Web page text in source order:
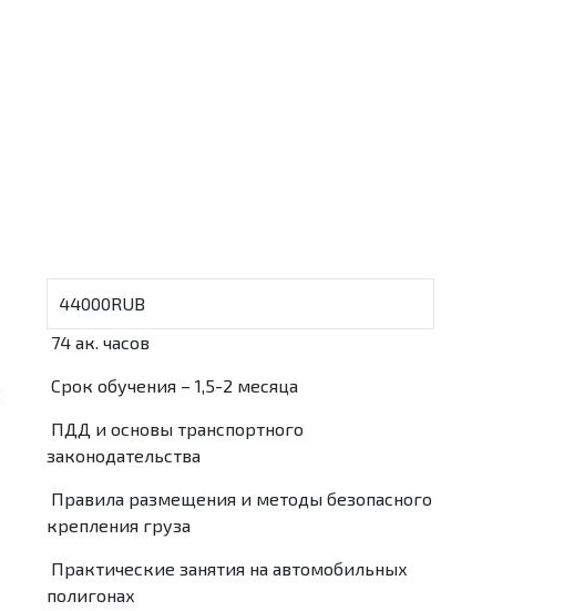
44000RUB
74 ак. часов
Срок обучения – 1,5-2 месяца
ПДД и основы транспортного
законодательства
Правила размещения и методы безопасного
крепления груза
Практические занятия на автомобильных
полигонах